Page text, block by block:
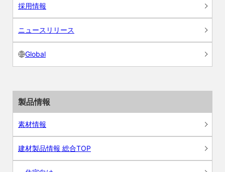
採用情報
ニュースリリース
Global
製品情報
素材情報
建材製品情報 総合TOP